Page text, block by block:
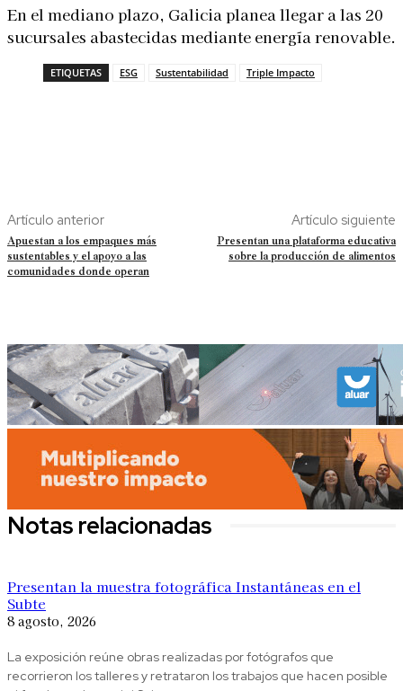
En el mediano plazo, Galicia planea llegar a las 20
sucursales abastecidas mediante energía renovable.
ETIQUETAS ESG Sustentabilidad Triple Impacto
Artículo anterior
Apuestan a los empaques más
sustentables y el apoyo a las
comunidades donde operan
Artículo siguiente
Presentan una plataforma educativa
sobre la producción de alimentos
Notas relacionadas
Presentan la muestra fotográfica Instantáneas en el
Subte
8 agosto, 2026
La exposición reúne obras realizadas por fotógrafos que
recorrieron los talleres y retrataron los trabajos que hacen posible